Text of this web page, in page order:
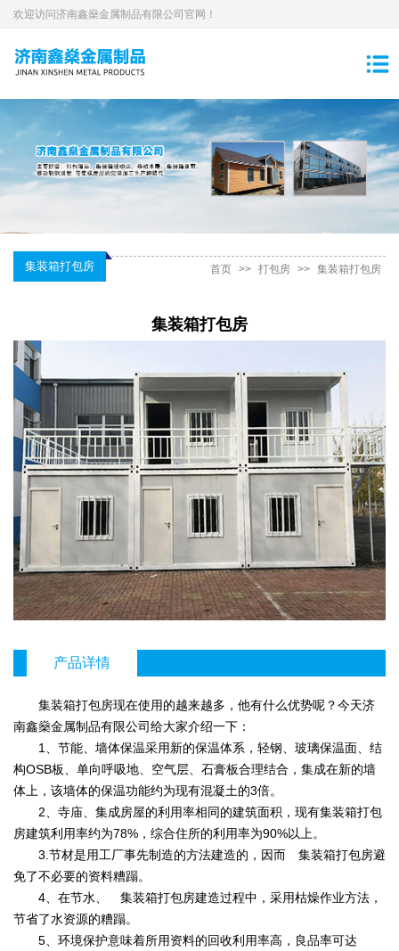
欢迎访问济南鑫燊金属制品有限公司官网！
集装箱打包房 首页 >> 打包房 >> 集装箱打包房
集装箱打包房
产品详情
集装箱打包房现在使用的越来越多，他有什么优势呢？今天济
南鑫燊金属制品有限公司给大家介绍一下：
1、节能、墙体保温采用新的保温体系，轻钢、玻璃保温面、结
构OSB板、单向呼吸地、空气层、石膏板合理结合，集成在新的墙
体上，该墙体的保温功能约为现有混凝土的3倍。
2、寺庙、集成房屋的利用率相同的建筑面积，现有集装箱打包
房建筑利用率约为78%，综合住所的利用率为90%以上。
3.节材是用工厂事先制造的方法建造的，因而 集装箱打包房避
免了不必要的资料糟蹋。
4、在节水、 集装箱打包房建造过程中，采用枯燥作业方法，
节省了水资源的糟蹋。
5、环境保护意味着所用资料的回收利用率高，良品率可达